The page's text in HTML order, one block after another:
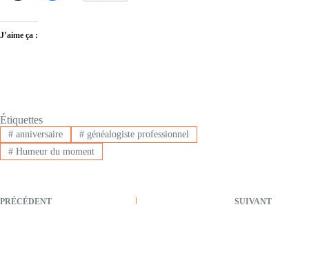
J’aime ça :
Étiquettes
#anniversaire #généalogiste professionnel
#Humeur du moment
PRÉCÉDENT SUIVANT